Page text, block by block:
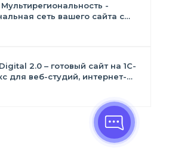
Мультирегиональность -
сеть вашего сайта с
2.0 – готовый сайт на 1C-
для веб-студий, интернет-